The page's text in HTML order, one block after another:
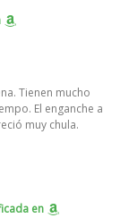
Tienen mucho
El enganche a
muy chula.
en